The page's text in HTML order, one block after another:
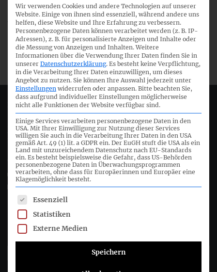
Treatments undAnnual Improvements to IFRS Standards 2015-
2017abbildet.
Deutsches Rechnungslegungs Standards Committee e.V.
Joachimsthaler Str. 34
10719 Berlin
+49 (0)30 20 64 12 - 0
+49 (0)30 20 64 12 - 15
info@drsc.de
Folgen Sie dem DRSC
Wir verwenden Cookies und andere Technologien auf unserer
Website. Einige von ihnen sind essenziell, während andere uns
helfen, diese Website und Ihre Erfahrung zu verbessern.
Personenbezogene Daten können verarbeitet werden (z. B. IP-
Adressen), z. B. für personalisierte Anzeigen und Inhalte oder
die Messung von Anzeigen und Inhalten. Weitere
Informationen über die Verwendung Ihrer Daten finden Sie in
unserer Datenschutzerklärung. Es besteht keine Verpflichtung,
in die Verarbeitung Ihrer Daten einzuwilligen, um dieses
Angebot zu nutzen. Sie können Ihre Auswahl jederzeit unter
Einstellungen widerrufen oder anpassen. Bitte beachten Sie,
dass aufgrund individueller Einstellungen möglicherweise
nicht alle Funktionen der Website verfügbar sind.
Einige Services verarbeiten personenbezogene Daten in den
USA. Mit Ihrer Einwilligung zur Nutzung dieser Services
willigen Sie auch in die Verarbeitung Ihrer Daten in den USA
gemäß Art. 49 (1) lit. a GDPR ein. Der EuGH stuft die USA als ein
Land mit unzureichendem Datenschutz nach EU-Standards
ein. Es besteht beispielsweise die Gefahr, dass US-Behörden
personenbezogene Daten in Überwachungsprogrammen
verarbeiten, ohne dass für Europäerinnen und Europäer eine
Klagemöglichkeit besteht.
Es folgt eine Liste der Service-Gruppen, für die eine
Essenziell
Statistiken
Externe Medien
Speichern